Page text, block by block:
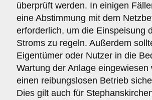
überprüft werden. In einigen
eine Abstimmung mit dem
erforderlich, um die Einspeisung
Stroms zu regeln. Außerdem
Eigentümer oder Nutzer in die
Wartung der Anlage eingewiesen
einen reibungslosen Betrieb
Dies gilt auch für